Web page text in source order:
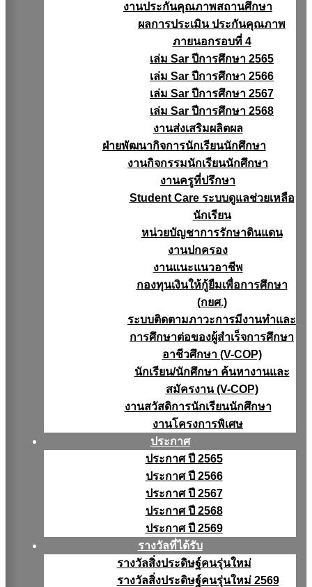
งานประกันคุณภาพสถานศึกษา
ผลการประเมิน ประกันคุณภาพ
ภายนอกรอบที่ 4
เล่ม Sar ปีการศึกษา 2565
เล่ม Sar ปีการศึกษา 2566
เล่ม Sar ปีการศึกษา 2567
เล่ม Sar ปีการศึกษา 2568
งานส่งเสริมผลิตผล
ฝ่ายพัฒนากิจการนักเรียนนักศึกษา
งานกิจกรรมนักเรียนนักศึกษา
งานครูที่ปรึกษา
Student Care ระบบดูแลช่วยเหลือ
นักเรียน
หน่วยบัญชาการรักษาดินแดน
งานปกครอง
งานแนะแนวอาชีพ
กองทุนเงินให้กู้ยืมเพื่อการศึกษา
(กยศ.)
ระบบติดตามภาวะการมีงานทำและ
การศึกษาต่อของผู้สำเร็จการศึกษา
อาชีวศึกษา (V-COP)
นักเรียน/นักศึกษา ค้นหางานและ
สมัครงาน (V-COP)
งานสวัสดิการนักเรียนนักศึกษา
งานโครงการพิเศษ
ประกาศ
ประกาศ ปี 2565
ประกาศ ปี 2566
ประกาศ ปี 2567
ประกาศ ปี 2568
ประกาศ ปี 2569
รางวัลที่ได้รับ
รางวัลสิ่งประดิษฐ์คนรุ่นใหม่
รางวัลสิ่งประดิษฐ์คนรุ่นใหม่ 2569